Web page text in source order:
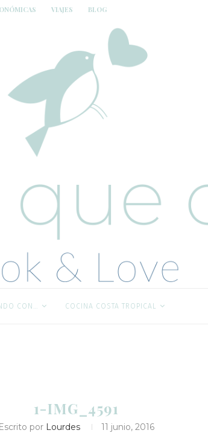
VIAJES BLOG
CON… COCINA COSTA TROPICAL
1-IMG_4591
Escrito por Lourdes 11 junio, 2016